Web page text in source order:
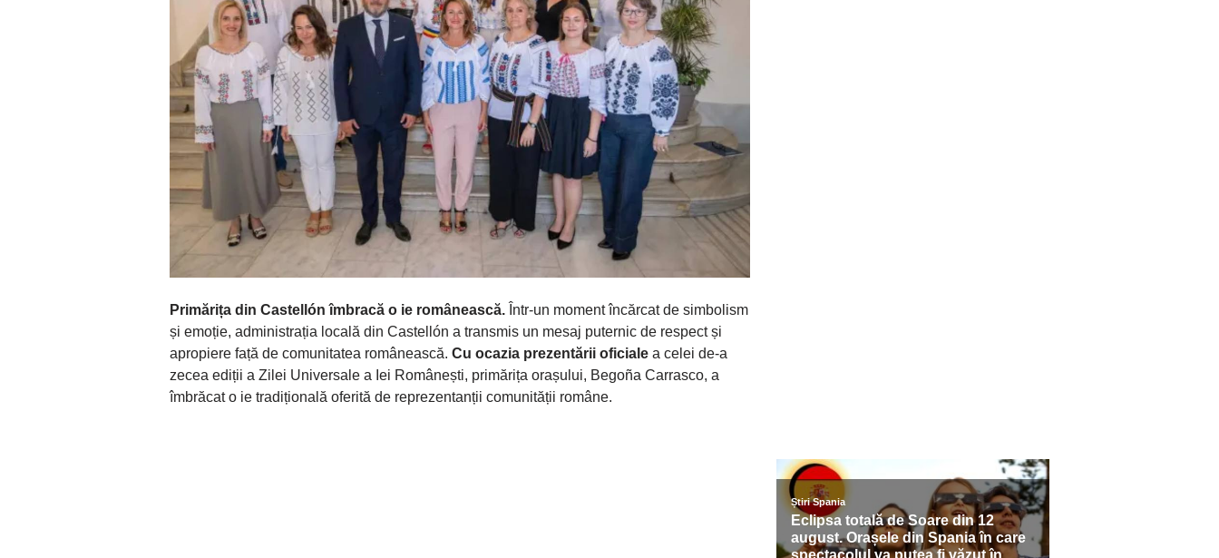
Primărița din Castellón îmbracă o ie românească. Într-un moment încărcat de simbolism
și emoție, administrația locală din Castellón a transmis un mesaj puternic de respect și
apropiere față de comunitatea românească. Cu ocazia prezentării oficiale a celei de-a
zecea ediții a Zilei Universale a Iei Românești, primărița orașului, Begoña Carrasco, a
îmbrăcat o ie tradițională oferită de reprezentanții comunității române.